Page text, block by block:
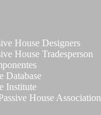
House Designers
House Tradesperson
Database
Institute
House Association